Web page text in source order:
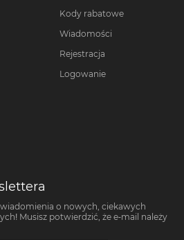
Kody rabatowe
Wiadomości
Rejestracja
Logowanie
o nowych, ciekawych
Musisz potwierdzić, że e-mail należy